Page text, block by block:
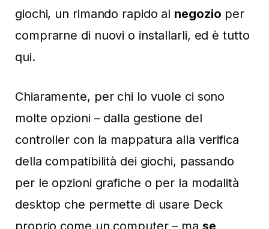
giochi, un rimando rapido al negozio per
comprarne di nuovi o installarli, ed è tutto
qui.
Chiaramente, per chi lo vuole ci sono
molte opzioni – dalla gestione del
controller con la mappatura alla verifica
della compatibilità dei giochi, passando
per le opzioni grafiche o per la modalità
desktop che permette di usare Deck